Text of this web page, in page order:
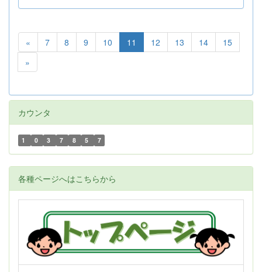
« 7 8 9 10 11 12 13 14
15
»
カウンタ
1 0 3 7 8 5 7
各種ページへはこちらから